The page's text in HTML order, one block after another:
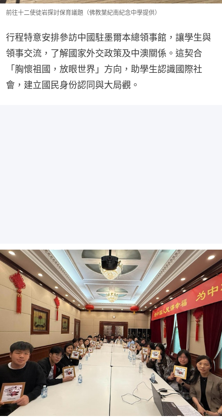
前往十二使徒岩探討保育議題（佛教葉紀南紀念中學提供）
行程特意安排參訪中國駐墨爾本總領事館，讓學生與
領事交流，了解國家外交政策及中澳關係。這契合
「胸懷祖國，放眼世界」方向，助學生認識國際社
會，建立國民身份認同與大局觀。